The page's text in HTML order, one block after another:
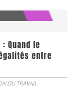
Quand le
entre
DU TRAVAIL